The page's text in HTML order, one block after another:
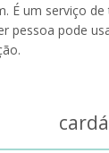
É um serviço
pessoa pode